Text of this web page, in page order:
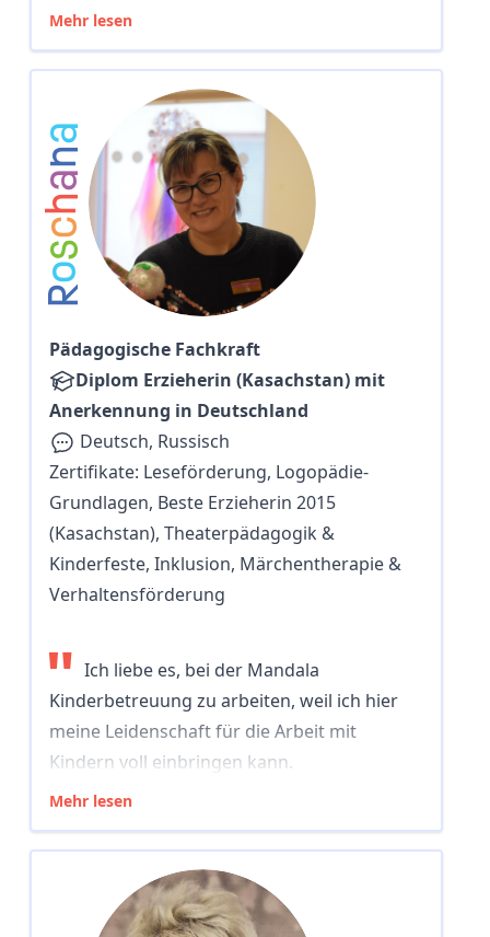
Mehr lesen
R
o
s
c
h
a
n
a
Pädagogische Fachkraft
Diplom Erzieherin (Kasachstan) mit
Anerkennung in Deutschland
Deutsch, Russisch
Zertifikate: Leseförderung, Logopädie-
Grundlagen, Beste Erzieherin 2015
(Kasachstan), Theaterpädagogik &
Kinderfeste, Inklusion, Märchentherapie &
Verhaltensförderung
" Ich liebe es, bei der Mandala
Kinderbetreuung zu arbeiten, weil ich hier
meine Leidenschaft für die Arbeit mit
Kindern voll einbringen kann.
Mehr lesen